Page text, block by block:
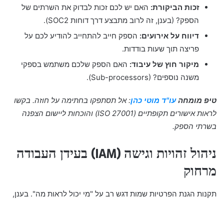
זכות הביקורת: האם יש לכם זכות לבדוק את השרתים של
הספק? (בענן, זה לרוב מתבצע דרך דוחות SOC2).
דיווח על אירועים: הספק חייב להתחייב להודיע לכם על
פריצה תוך שעות בודדות.
מיקור חוץ של עיבוד: האם הספק שלכם משתמש בספקי
משנה נוספים? (Sub-processors).
טיפ מומחהעו"ד מוטי כהן: אל תסתפקו בחתימה על חוזה. בקשו
לראות אישורים תקופתיים (ISO 27001) והוכחות ליישום הצפנה
בשרתי הספק.
ניהול זהויות וגישה (IAM) בעידן העבודה
מרחוק
תקנות הגנת הפרטיות שמות דגש רב על "מי יכול לראות מה". בענן,